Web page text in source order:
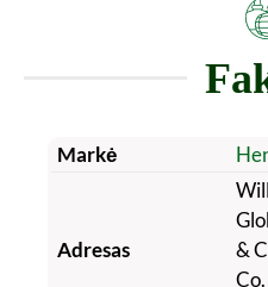
Markė
Adresas
&